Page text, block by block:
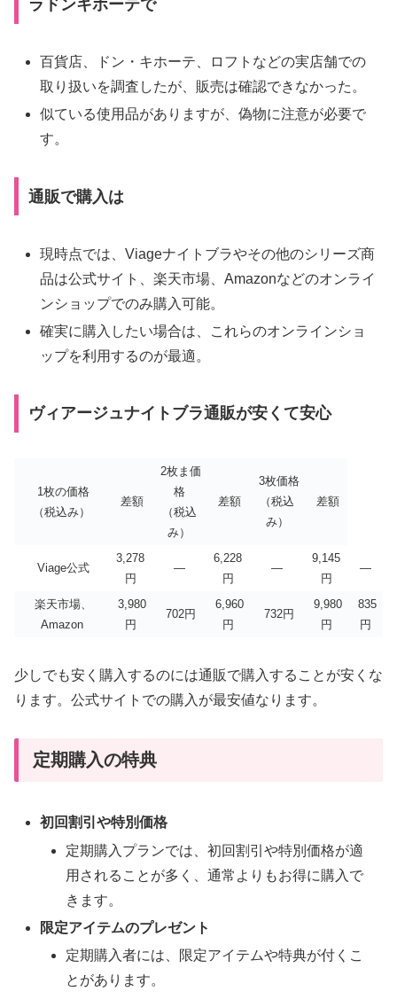
ラドンキホーテで
百貨店、ドン・キホーテ、ロフトなどの実店舗での
取り扱いを調査したが、販売は確認できなかった。
似ている使用品がありますが、偽物に注意が必要で
す。
通販で購入は
現時点では、Viageナイトブラやその他のシリーズ商
品は公式サイト、楽天市場、Amazonなどのオンライ
ンショップでのみ購入可能。
確実に購入したい場合は、これらのオンラインショ
ップを利用するのが最適。
ヴィアージュナイトブラ通販が安くて安心
1枚の価格
（税込み）
差額
2枚ま価
格
（税込
み）
差額
3枚価格
（税込
み）
差額
Viage公式
3,278
円
―
6,228
円
―
9,145
円
―
楽天市場、
Amazon
3,980
円
702円
6,960
円
732円
9,980
円
835
円
少しでも安く購入するのには通販で購入することが安くな
ります。公式サイトでの購入が最安値なります。
定期購入の特典
初回割引や特別価格
定期購入プランでは、初回割引や特別価格が適
用されることが多く、通常よりもお得に購入で
きます。
限定アイテムのプレゼント
定期購入者には、限定アイテムや特典が付くこ
とがあります。